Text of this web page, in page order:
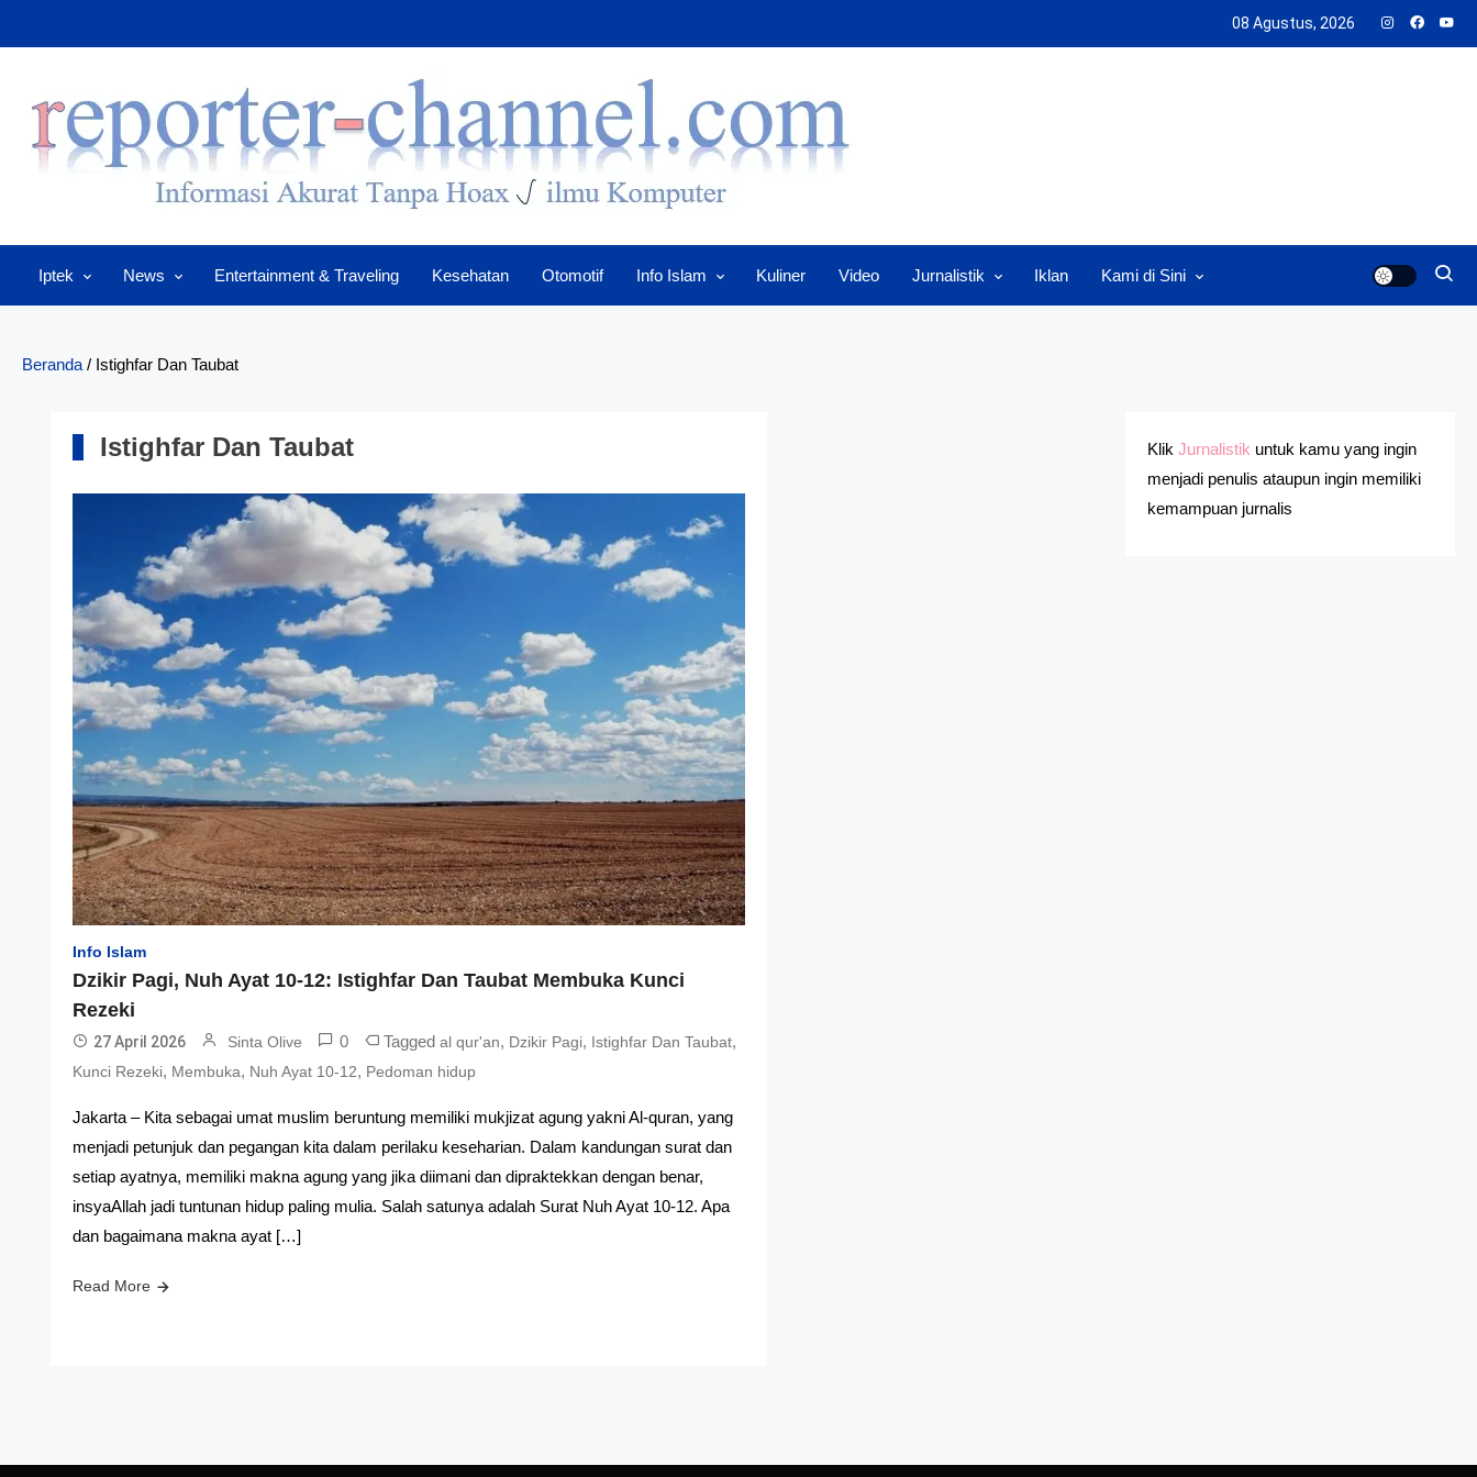
to
08 Agustus, 2026
Iptek News Entertainment & Traveling Kesehatan Otomotif Info Islam Kuliner Video Jurnalistik Iklan Kami di Sini
Beranda / Istighfar Dan Taubat
Istighfar Dan Taubat
Info Islam
Dzikir Pagi, Nuh Ayat 10-12: Istighfar Dan Taubat Membuka Kunci
Rezeki
27 April 2026 Sinta Olive 0 Taggedal qur'an, Dzikir Pagi, Istighfar Dan Taubat,
Kunci Rezeki, Membuka, Nuh Ayat 10-12, Pedoman hidup
Jakarta – Kita sebagai umat muslim beruntung memiliki mukjizat agung yakni Al-quran, yang
menjadi petunjuk dan pegangan kita dalam perilaku keseharian. Dalam kandungan surat dan
setiap ayatnya, memiliki makna agung yang jika diimani dan dipraktekkan dengan benar,
insyaAllah jadi tuntunan hidup paling mulia. Salah satunya adalah Surat Nuh Ayat 10-12. Apa
dan bagaimana makna ayat […]
Read More
KlikJurnalistik untuk kamu yang ingin
menjadi penulis ataupun ingin memiliki
kemampuan jurnalis